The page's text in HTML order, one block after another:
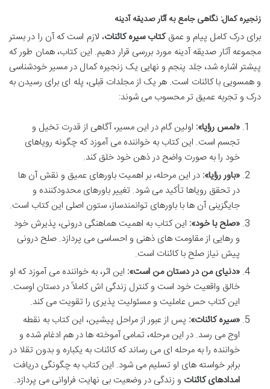
زنجیره کمال: نگاهی جامع به آثار صدیقه آدینه
برای درک کامل پیام و عمقکتاب سیره کائنات، لازم است که آن را در بستر
مجموعه آثار صدیقه آدینه مورد بررسی قرار دهیم. این کتاب، همان طور که
پیشتر اشاره شد، جلد پنجم و نهایی یک زنجیره کمال در مسیر خودشناسی
و همسویی با کائنات است. هر یک از مجلدات قبلی، پله ای برای رسیدن به
درک و تجربه عمیق تر محسوب می شوند:
«لمس رؤیا»: اولین گام در این مسیر، آگاهی از قدرت تخیل و
تجسم است. این کتاب به خواننده می آموزد که چگونه رویاهای
خود را به صورت واضح در ذهن خود خلق کند.
«باور رؤیا»: در این مرحله، بر اهمیت باورهای عمیق و نقش آن ها
در تحقق رویاها تأکید می شود. تغییر باورهای محدودکننده و
جایگزینی آن ها با باورهای توانمندساز، ستون اصلی این کتاب است.
«صلح با خود»: این کتاب به اهمیت هماهنگی درونی، پذیرش خود
و رهایی از مقاومت های ذهنی و احساسی می پردازد. صلح درونی
پیش نیاز صلح با کائنات است.
«دنیای من در دستان من است»: این اثر، به خواننده می آموزد که او
خالق واقعیت خود است و کنترل زندگی اش کاملاً در دستان اوست.
این کتاب حس عاملیت و مسئولیت پذیری را تقویت می کند.
«سیره کائنات»: پس از عبور از مراحل پیشین، این کتاب به نقطه
اوج می رسد. در این مرحله، تمامی آموخته ها در هم ادغام شده و
خواننده را به مرحله ای می رساند که کائنات به یکباره و بدون تقلا در
برابر خواسته های او تسلیم می شود. این کتاب به چگونگی دریافت
امدادهای کائنات و زندگی در وضعیت بی نهایت فراوانی می پردازد.